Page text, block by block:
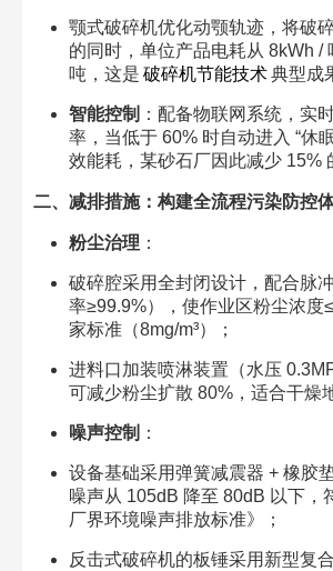
颚式破碎机优化动颚轨迹，将破
的同时，单位产品电耗从 8kWh /
吨，这是 破碎机节能技术典型成
智能控制 ：配备物联网系统，实
率，当低于 60% 时自动进入 “休
效能耗，某砂石厂因此减少 15%
二、减排措施：构建全流程污染防控
粉尘治理 ：​
破碎腔采用全封闭设计，配合脉
率≥99.9%），使作业区粉尘浓度
家标准（8mg/m³）；​
进料口加装喷淋装置（水压
可减少粉尘扩散 80%，适合干燥
噪声控制 ：​
设备基础采用弹簧减震器 + 橡胶
噪声从 105dB 降至 80dB 以下，
厂界环境噪声排放标准》；​
反击式破碎机的板锤采用新型复